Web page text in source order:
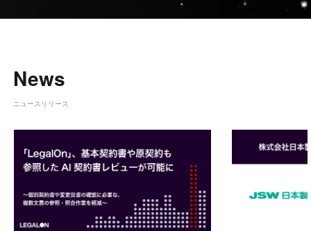
News
ニュースリリース